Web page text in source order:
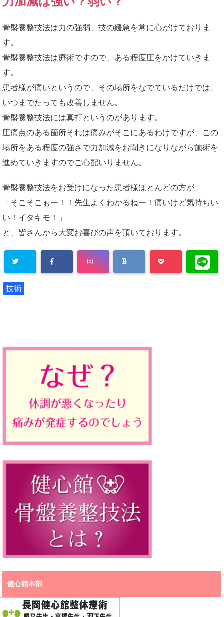
骨盤養整技法は力の強弱、技の緩急を常に心がけておりま
す。
骨盤養整技法は療術ですので、ある程度圧をかけていきま
す。
患者様が痛いというので、その場所をなでているだけでは、
いつまでたっても改善しません。
骨盤養整技法には真打というのがあります。
圧痛点のある箇所それは痛みがそこにあるわけですが、この
場所をある程度の強さで力加減をお聞きになりながら施術を
進めていきますのでご心配いりません。
骨盤養整技法をお受けになった患者様ほとんどの方が
「そこそこぉー！！先生よくわかるねー！痛いけど気持ちい
い！イタキモ！」
と、皆さんから大変お喜びの声を頂いております。
技術
健心館本部